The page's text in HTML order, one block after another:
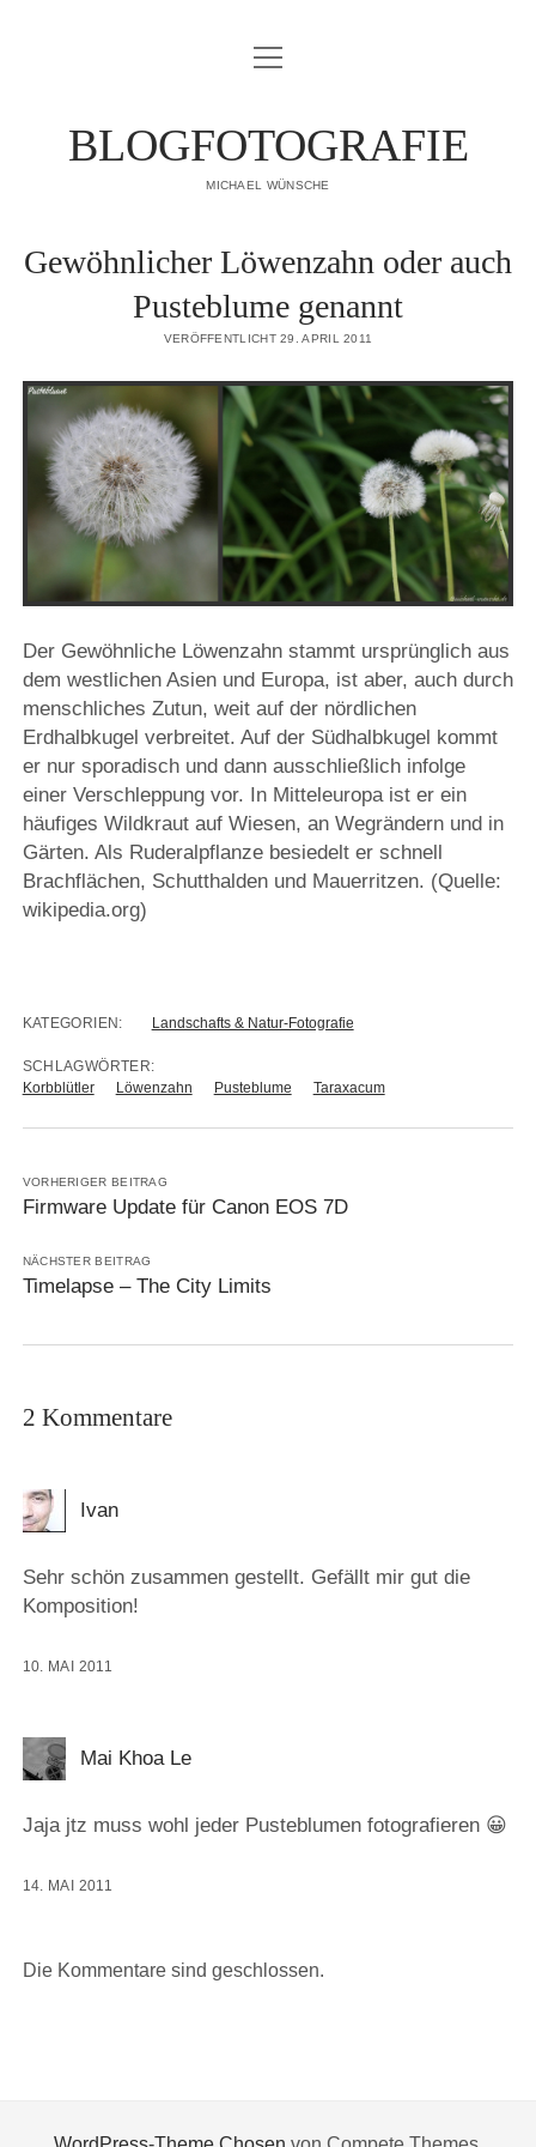
IMPRESSUM
Menü
öffnen
BLOGFOTOGRAFIE
MICHAEL WÜNSCHE
Gewöhnlicher Löwenzahn oder auch
Pusteblume genannt
VERÖFFENTLICHT 29. APRIL 2011
Der Gewöhnliche Löwenzahn stammt ursprünglich aus
dem westlichen Asien und Europa, ist aber, auch durch
menschliches Zutun, weit auf der nördlichen
Erdhalbkugel verbreitet. Auf der Südhalbkugel kommt
er nur sporadisch und dann ausschließlich infolge
einer Verschleppung vor. In Mitteleuropa ist er ein
häufiges Wildkraut auf Wiesen, an Wegrändern und in
Gärten. Als Ruderalpflanze besiedelt er schnell
Brachflächen, Schutthalden und Mauerritzen. (Quelle:
wikipedia.org)
KATEGORIEN: Landschafts & Natur-Fotografie
SCHLAGWÖRTER:
Korbblütler
Löwenzahn Pusteblume Taraxacum
VORHERIGER BEITRAG
Firmware Update für Canon EOS 7D
NÄCHSTER BEITRAG
Timelapse – The City Limits
2 Kommentare
Ivan
Sehr schön zusammen gestellt. Gefällt mir gut die
Komposition!
10. MAI 2011
Mai Khoa Le
Jaja jtz muss wohl jeder Pusteblumen fotografieren 😀
14. MAI 2011
Die Kommentare sind geschlossen.